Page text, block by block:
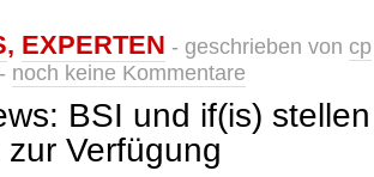
, EXPERTEN - geschrieben von cp
noch keine Kommentare
BSI und if(is)
Verfügung